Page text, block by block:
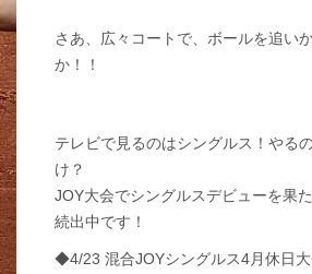
さあ、広々コートで、ボールを追い
か！！
テレビで見るのはシングルス！やる
け？
JOY大会でシングルスデビューを果
続出中です！
◆4/23 混合JOYシングルス4月休日